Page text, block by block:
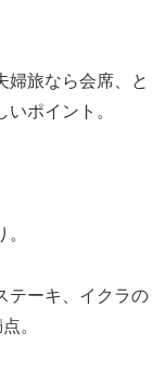
婦旅なら会席、と
ポイント。
テーキ、イクラの
。